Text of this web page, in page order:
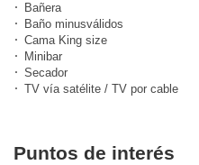
Bañera
Baño minusválidos
Cama King size
Minibar
Secador
TV vía satélite / TV por cable
Puntos de interés